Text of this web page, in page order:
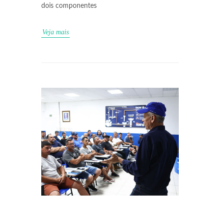
dois componentes
Veja mais